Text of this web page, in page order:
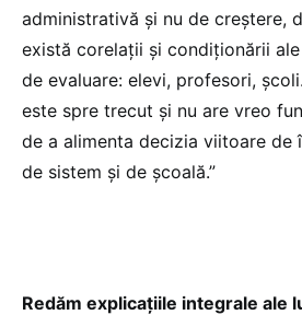
administrativă și nu de creștere,
există corelații și condiționării
de evaluare: elevi, profesori,
este spre trecut și nu are vreo
de a alimenta decizia viitoare de
de sistem și de școală.”
Redăm explicațiile integrale ale